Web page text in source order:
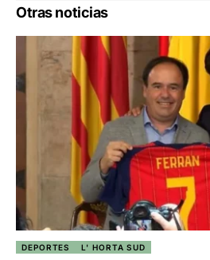
Otras noticias
DEPORTES L' HORTA SUD